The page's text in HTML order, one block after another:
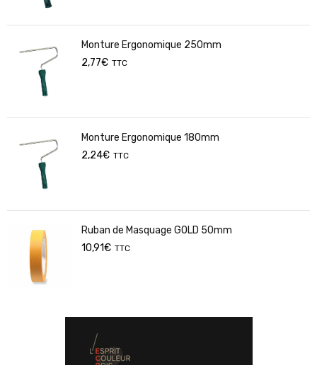
Monture Ergonomique 250mm
2,77€ TTC
Monture Ergonomique 180mm
2,24€ TTC
Ruban de Masquage GOLD 50mm
10,91€ TTC